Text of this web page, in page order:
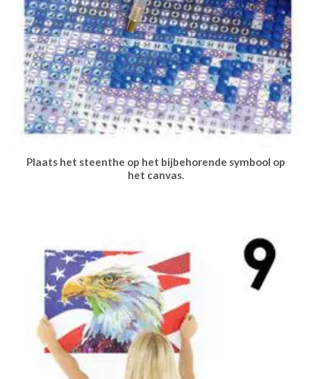
Plaats het steenthe op het bijbehorende symbool op
het canvas.